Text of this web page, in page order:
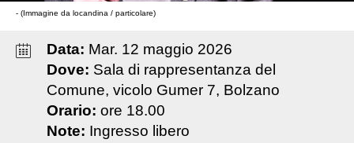
- (Immagine da locandina / particolare)
Data: Mar. 12 maggio 2026
Dove: Sala di rappresentanza del
Comune, vicolo Gumer 7, Bolzano
Orario: ore 18.00
Note: Ingresso libero